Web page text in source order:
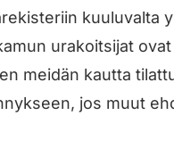
kuuluvalta
urakoitsijat ovat
meidän kautta
jos muut